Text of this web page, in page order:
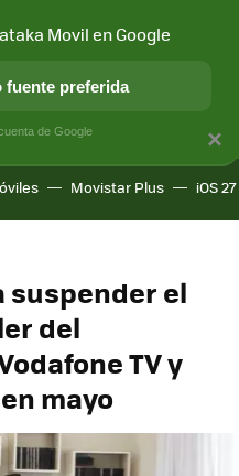
APLICACIONES
Movistar Plus iOS 27
suspender el
del
TV y
mayo
×
Movil en Google
fuente preferida
de Google